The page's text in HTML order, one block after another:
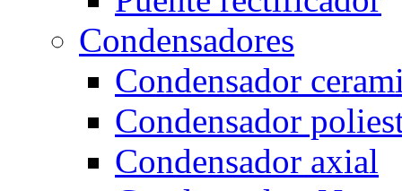
Condensadores
Condensador
Condensador
Condensador axial